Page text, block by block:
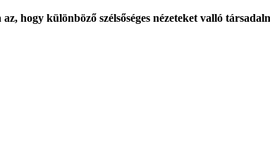
hogy különböző szélsőséges nézeteket valló